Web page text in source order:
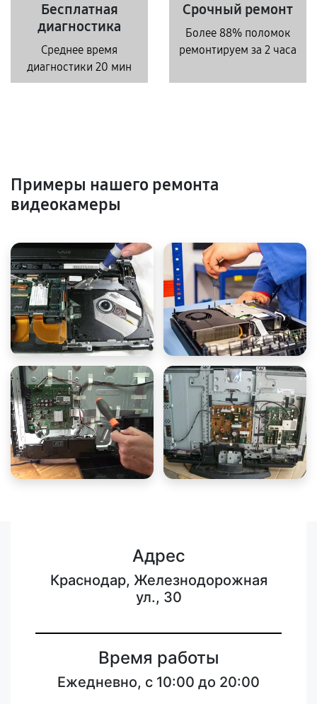
Бесплатная
диагностика
Среднее время
диагностики 20 мин
Срочный ремонт
Более 88% поломок
ремонтируем за 2 часа
Примеры нашего ремонта
видеокамеры
Адрес
Краснодар, Железнодорожная
ул., 30
Время работы
Ежедневно, с 10:00 до 20:00